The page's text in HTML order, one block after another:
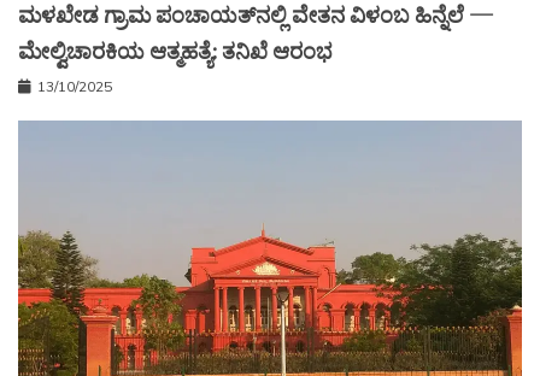
ಮಳಖೇಡ ಗ್ರಾಮ ಪಂಚಾಯತ್‌ನಲ್ಲಿ ವೇತನ ವಿಳಂಬ ಹಿನ್ನೆಲೆ —
ಮೇಲ್ವಿಚಾರಕಿಯ ಆತ್ಮಹತ್ಯೆ: ತನಿಖೆ ಆರಂಭ
13/10/2025